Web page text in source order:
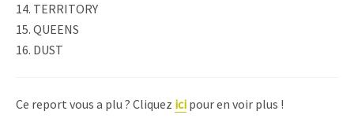
14. TERRITORY
15. QUEENS
16. DUST
Ce report vous a plu ? Cliquez ici pour en voir plus !